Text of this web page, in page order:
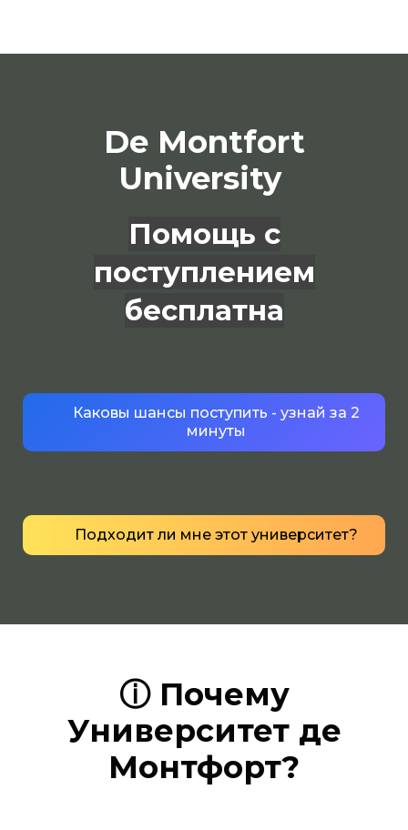
De Montfort
University
Помощь с
поступлением
бесплатна
Каковы шансы поступить - узнай за 2
минуты
Подходит ли мне этот университет?
ⓘ Почему
Университет де
Монтфорт?